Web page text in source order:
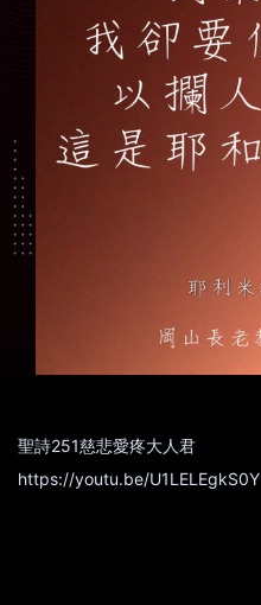
聖詩251慈悲愛疼大人君
https://youtu.be/U1LELEgkS0Y